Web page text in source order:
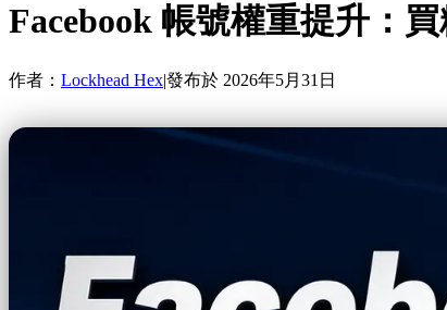
Facebook 帳號權重提升：
作者： Lockhead Hex|發布於 2026年5月31日